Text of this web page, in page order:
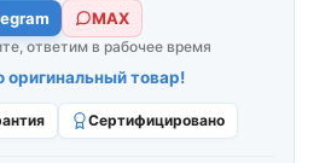
МАХ
ответим в рабочее время
оригинальный товар!
Сертифицировано